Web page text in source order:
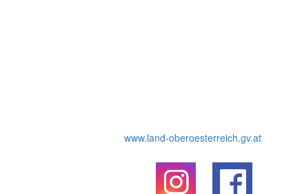
www.land-oberoesterreich.gv.at